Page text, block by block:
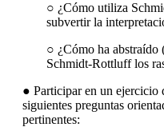
○ ¿Cómo utiliza
subvertir la
○ ¿Cómo ha abstraído
Schmidt-Rottluff los
● Participar en un ejercicio
siguientes preguntas
pertinentes: